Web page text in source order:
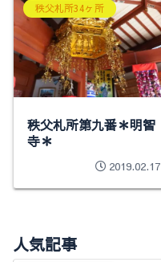
秩父札所34ヶ所
秩父札所第九番＊明智
寺＊
2019.02.17
人気記事